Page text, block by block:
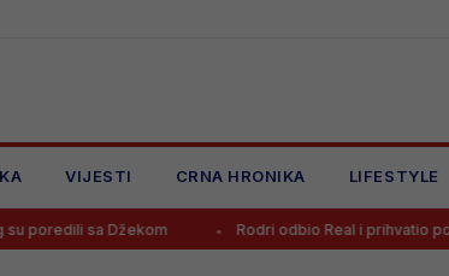
VIJESTI CRNA HRONIKA LIFESTYLE
Rodri odbio Real i prihvatio ponudu Barce,